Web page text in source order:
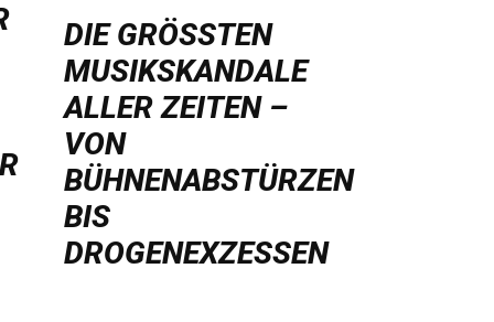
DIE GRÖSSTEN M
USIKSKANDALE A
LLER ZEITEN – V
ON B
ÜHNENABSTÜRZEN B
IS D
ROGENEXZESSEN